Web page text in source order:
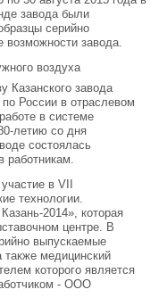
завода были
серийно
возможности завода.
Казанского завода
России в отраслевом
в системе
летию со дня
состоялась
работникам.
в VII
технологии.
2014», которая
центре. В
выпускаемые
также медицинский
которого является
- ООО